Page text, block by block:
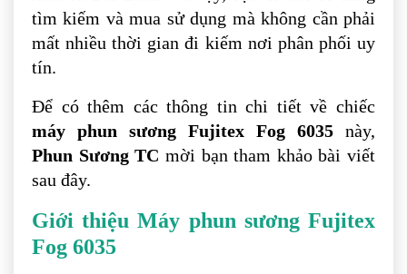
tìm kiếm và mua sử dụng mà không cần phải
mất nhiều thời gian đi kiếm nơi phân phối uy
tín.
Để có thêm các thông tin chi tiết về chiếc
máy phun sương Fujitex Fog 6035 này,
Phun Sương TC mời bạn tham khảo bài viết
sau đây.
Giới thiệu Máy phun sương Fujitex
Fog 6035